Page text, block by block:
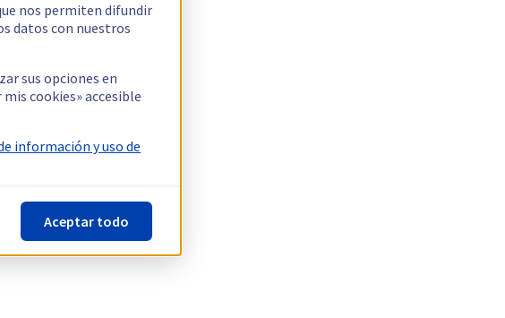
nos permiten difundir
datos con nuestros
sus opciones en
cookies» accesible
información y uso de
Aceptar todo